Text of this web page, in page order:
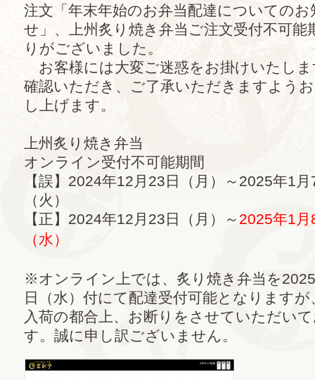
注文「年末年始のお弁当配達についてのお
せ」、上州炙り焼き弁当ご注文受付不可能
りがございました。
お客様には大変ご迷惑をお掛けいたし
確認いただき、ご了承いただきますよう
し上げます。
上州炙り焼き弁当
オンライン受付不可能期間
【誤】2024年12月23日（月）～2025年1月
（火）
【正】2024年12月23日（月）～ 2025年1月
（水）
※オンライン上では、炙り焼き弁当を
日（水）付にて配達受付可能となりますが
入荷の都合上、お断りをさせていただい
す。誠に申し訳ございません。